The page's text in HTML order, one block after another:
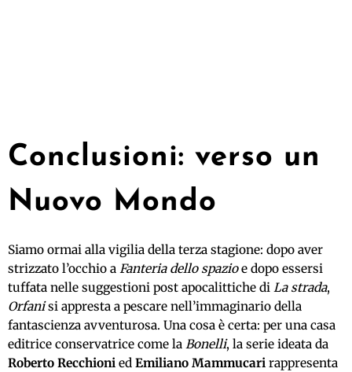
Conclusioni: verso un
Nuovo Mondo
Siamo ormai alla vigilia della terza stagione: dopo aver
strizzato l’occhio a Fanteria dello spazioe dopo essersi
tuffata nelle suggestioni post apocalittiche di La strada,
Orfanisi appresta a pescare nell’immaginario della
fantascienza avventurosa. Una cosa è certa: per una casa
editrice conservatrice come la Bonelli, la serie ideata da
Roberto Recchioni ed Emiliano Mammucari rappresenta